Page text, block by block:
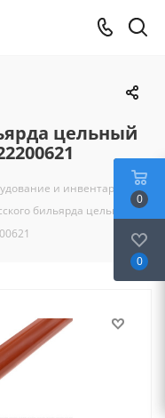
цельный
и инвентарь
бильярда цельный
0
0